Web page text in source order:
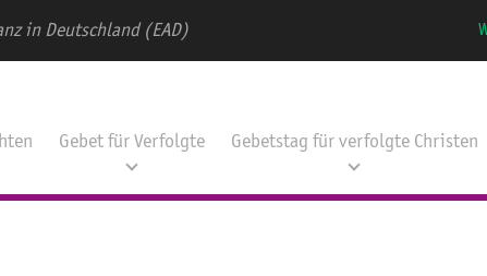
in Deutschland (EAD)
Gebet für Verfolgte Gebetstag für verfolgte Christen